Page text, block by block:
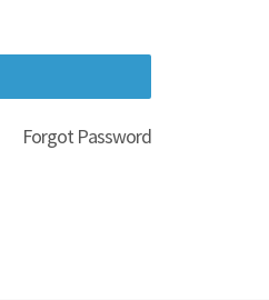
Forgot Password